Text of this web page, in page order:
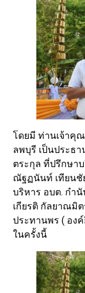
โดยมี ท่านเจ้าคุ
ลพบุรี เป็นประธ
ตระกุล ที่ปรึกษา
ณัฐฏนันท์ เทียนชั
บริหาร อบต. กำ
เกียรติ กัลยาณมิ
ประทานพร ( อง
ในครั้งนี้